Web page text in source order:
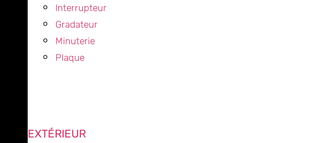
Interrupteur
Gradateur
Minuterie
Plaque
EXTÉRIEUR